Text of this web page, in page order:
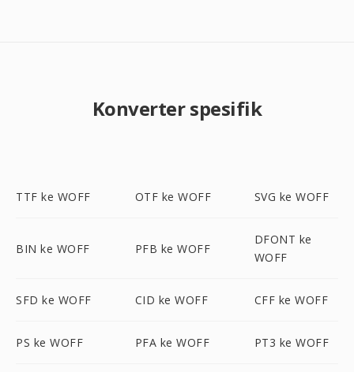
Konverter spesifik
TTF ke WOFF OTF ke WOFF SVG ke WOFF
BIN ke WOFF PFB ke WOFF
DFONT ke
WOFF
SFD ke WOFF CID ke WOFF CFF ke WOFF
PS ke WOFF PFA ke WOFF PT3 ke WOFF